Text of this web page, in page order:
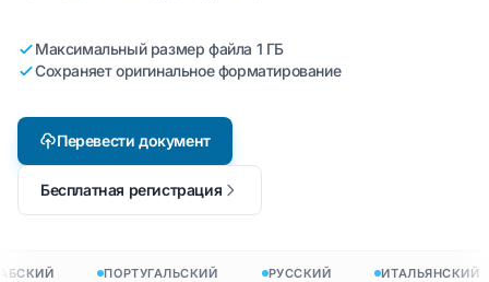
Максимальный размер файла 1 ГБ
Сохраняет оригинальное форматирование
Перевести документ
Бесплатная регистрация
ПОРТУГАЛЬСКИЙ РУССКИЙ ИТАЛЬЯНСКИЙ